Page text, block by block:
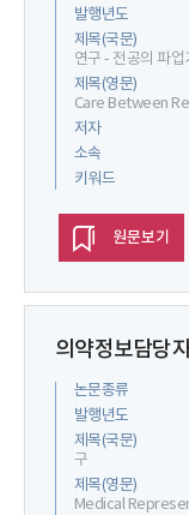
발행년도
제목(국문)
연구 - 전공의 파
제목(영문)
Care Between
저자
소속
키워드
원문보기
의약정보담당
논문종류
발행년도
제목(국문)
구
제목(영문)
Medical